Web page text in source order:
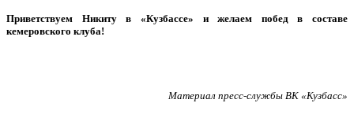
Приветствуем Никиту в «Кузбассе» и желаем побед в составе
кемеровского клуба!
Материал пресс-службы ВК «Кузбасс»